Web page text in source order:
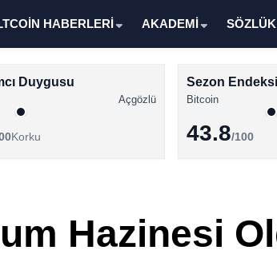
HABERLERİ AKADEMİ SÖZLÜK
Duygusu
Açgözlü
Korku
Sezon Endeksi
Bitcoin
43.8/100
Hazinesi